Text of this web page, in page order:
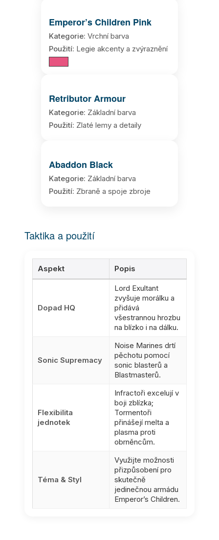
Emperor’s Children Pink
Kategorie: Vrchní barva
Použití: Legie akcenty a zvýraznění
Retributor Armour
Kategorie: Základní barva
Použití: Zlaté lemy a detaily
Abaddon Black
Kategorie: Základní barva
Použití: Zbraně a spoje zbroje
Taktika a použití
Aspekt Popis
Dopad HQ
Lord Exultant
zvyšuje morálku a
přidává
všestrannou hrozbu
na blízko i na dálku.
Sonic Supremacy
Noise Marines drtí
pěchotu pomocí
sonic blasterů a
Blastmasterů.
Flexibilita
jednotek
Infractoři excelují v
boji zblízka;
Tormentoři
přinášejí melta a
plasma proti
obrněncům.
Téma & Styl
Využijte možnosti
přizpůsobení pro
skutečně
jedinečnou armádu
Emperor’s Children.